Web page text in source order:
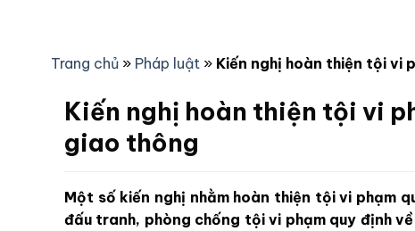
Trang chủ » Pháp luật » Kiến nghị hoàn thiện tội vi
Kiến nghị hoàn thiện tội vi
giao thông
Một số kiến nghị nhằm hoàn thiện tội vi phạm
đấu tranh, phòng chống tội vi phạm quy định